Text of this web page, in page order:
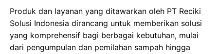
Produk dan layanan yang ditawarkan oleh PT Reciki
Solusi Indonesia dirancang untuk memberikan solusi
yang komprehensif bagi berbagai kebutuhan, mulai
dari pengumpulan dan pemilahan sampah hingga